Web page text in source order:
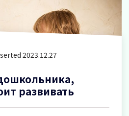
2023.12.27
развивать